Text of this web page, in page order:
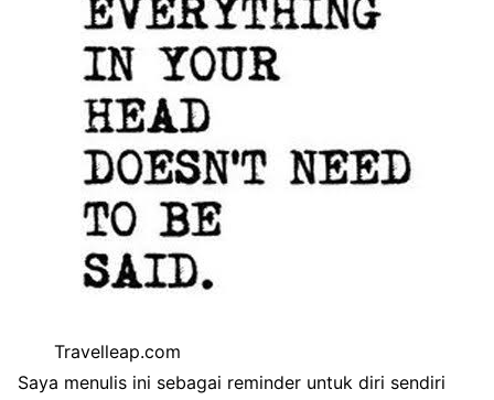
Travelleap.com
Saya menulis ini sebagai reminder untuk diri sendiri